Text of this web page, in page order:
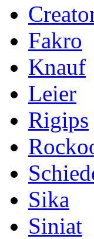
Fakro
Knauf
Leier
Rigips
Sika
Siniat